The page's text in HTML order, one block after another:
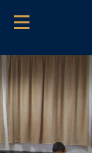
מעקרונות
פשוטים
לבניית
מכונות
מופלאות